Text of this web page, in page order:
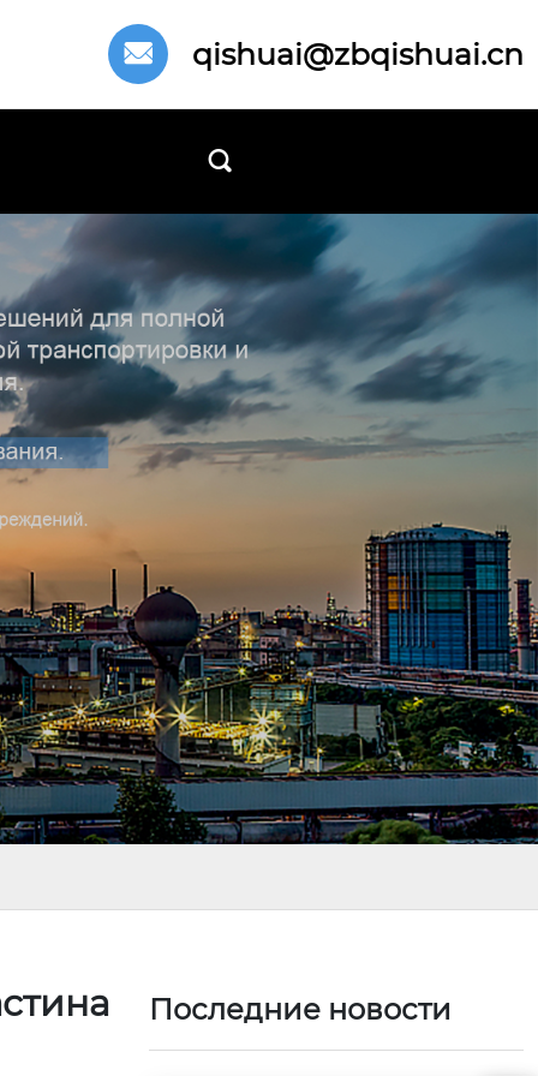
 qishuai@zbqishuai.cn

Последние новости